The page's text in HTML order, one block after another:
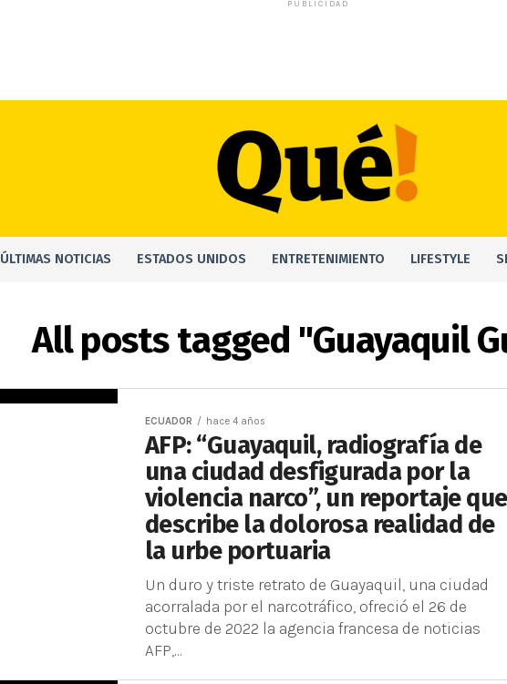
PUBLICIDAD
ÚLTIMAS NOTICIAS ESTADOS UNIDOS ENTRETENIMIENTO LIFESTYLE
All posts tagged "Guayaquil
ECUADOR hace 4 años
AFP: “Guayaquil, radiografía de
una ciudad desfigurada por la
violencia narco”, un reportaje que
describe la dolorosa realidad de
la urbe portuaria
Un duro y triste retrato de Guayaquil, una ciudad
acorralada por el narcotráfico, ofreció el 26 de
octubre de 2022 la agencia francesa de noticias
AFP,...